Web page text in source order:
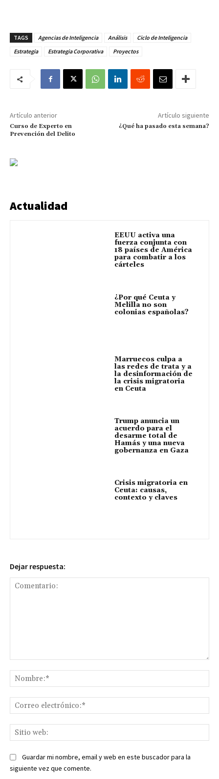
TAGS Agencias de Inteligencia Análisis
Ciclo de Inteligencia
Estrategia
Estrategia Corporativa Proyectos
Artículo anterior
Curso de Experto en
Prevención del Delito
Artículo siguiente
¿Qué ha pasado esta semana?
Actualidad
EEUU activa una
fuerza conjunta con
18 países de América
para combatir a los
cárteles
¿Por qué Ceuta y
Melilla no son
colonias españolas?
Marruecos culpa a
las redes de trata y a
la desinformación de
la crisis migratoria
en Ceuta
Trump anuncia un
acuerdo para el
desarme total de
Hamás y una nueva
gobernanza en Gaza
Crisis migratoria en
Ceuta: causas,
contexto y claves
Dejar respuesta:
Guardar mi nombre, email y web en este buscador para la
siguiente vez que comente.